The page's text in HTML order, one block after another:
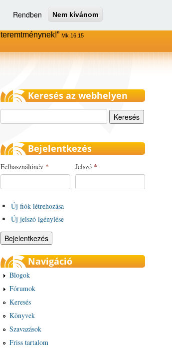
Rendben Nem kívánom
Menjetek el az egész világra, és
teremtménynek!
Mk 16,15
Keresés az webhelyen
Bejelentkezés
Felhasználónév * Jelszó *
Új fiók létrehozása
Új jelszó igénylése
Navigáció
Blogok
Fórumok
Keresés
Könyvek
Szavazások
Friss tartalom